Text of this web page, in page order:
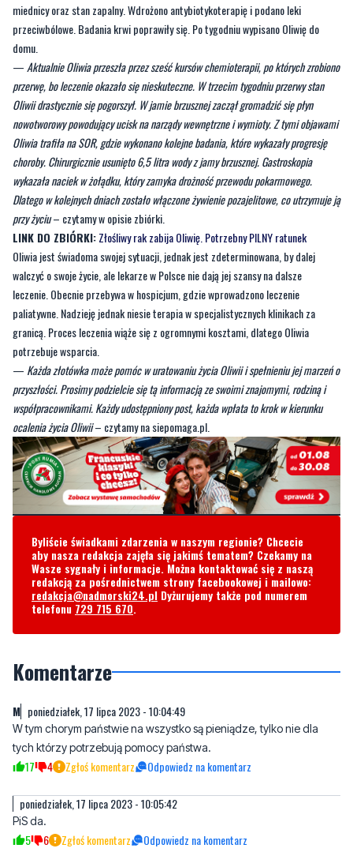
miednicy oraz stan zapalny. Wdrożono antybiotykoterapię i podano leki
przeciwbólowe. Badania krwi poprawiły się. Po tygodniu wypisano Oliwię do
domu.
— Aktualnie Oliwia przeszła przez sześć kursów chemioterapii, po których zrobiono
przerwę, bo leczenie okazało się nieskuteczne. W trzecim tygodniu przerwy stan
Oliwii drastycznie się pogorszył. W jamie brzusznej zaczął gromadzić się płyn
nowotworowy powodujący ucisk na narządy wewnętrzne i wymioty. Z tymi objawami
Oliwia trafiła na SOR, gdzie wykonano kolejne badania, które wykazały progresję
choroby. Chirurgicznie usunięto 6,5 litra wody z jamy brzusznej. Gastroskopia
wykazała naciek w żołądku, który zamyka drożność przewodu pokarmowego.
Dlatego w kolejnych dniach zostało włączone żywienie pozajelitowe, co utrzymuje ją
przy życiu– czytamy w opisie zbiórki.
LINK DO ZBIÓRKI:Złośliwy rak zabija Oliwię. Potrzebny PILNY ratunek
Oliwia jest świadoma swojej sytuacji, jednak jest zdeterminowana, by dalej
walczyć o swoje życie, ale lekarze w Polsce nie dają jej szansy na dalsze
leczenie. Obecnie przebywa w hospicjum, gdzie wprowadzono leczenie
paliatywne. Nadzieję jednak niesie terapia w specjalistycznych klinikach za
granicą. Proces leczenia wiąże się z ogromnymi kosztami, dlatego Oliwia
potrzebuje wsparcia.
— Każda złotówka może pomóc w uratowaniu życia Oliwii i spełnieniu jej marzeń o
przyszłości. Prosimy podzielcie się tą informacją ze swoimi znajomymi, rodziną i
współpracownikami. Każdy udostępniony post, każda wpłata to krok w kierunku
ocalenia życia Oliwii– czytamy na siepomaga.pl.
Byliście świadkami zdarzenia w naszym regionie? Chcecie
aby nasza redakcja zajęła się jakimś tematem? Czekamy na
Wasze sygnały i informacje. Można kontaktować się z naszą
redakcją za pośrednictwem strony facebookowej i mailowo:
redakcja@nadmorski24.pl Dyżurujemy także pod numerem
telefonu 729 715 670.
Komentarze
M poniedziałek, 17 lipca 2023 - 10:04:49
W tym chorym państwie na wszystko są pieniądze, tylko nie dla
tych którzy potrzebują pomocy państwa.
17 4 Zgłoś komentarz Odpowiedz na komentarz
poniedziałek, 17 lipca 2023 - 10:05:42
PiS da.
5 6 Zgłoś komentarz Odpowiedz na komentarz